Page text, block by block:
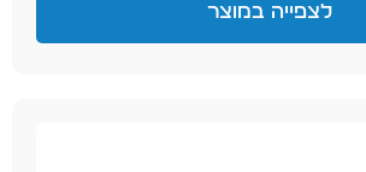
לצפייה במוצר